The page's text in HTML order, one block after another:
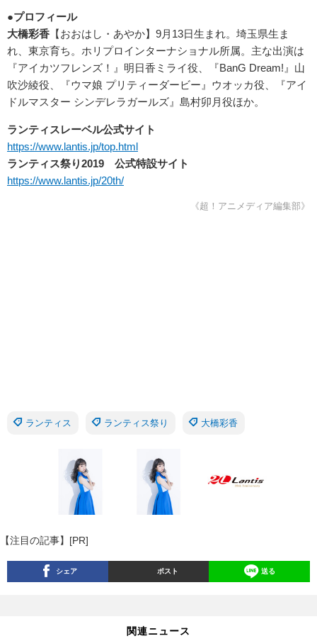
●プロフィール
大橋彩香 【おおはし・あやか】9月13日生まれ。埼玉県生ま
れ、東京育ち。ホリプロインターナショナル所属。主な出演は
『アイカツフレンズ！』明日香ミライ役、『BanG Dream!』山
吹沙綾役、『ウマ娘 プリティーダービー』ウオッカ役、『アイ
ドルマスター シンデレラガールズ』島村卯月役ほか。
ランティスレーベル公式サイト
https://www.lantis.jp/top.html
ランティス祭り2019 公式特設サイト
https://www.lantis.jp/20th/
《超！アニメディア編集部》
ランティス ランティス祭り 大橋彩香
【注目の記事】[PR]
シェア ポスト 送る
関連ニュース